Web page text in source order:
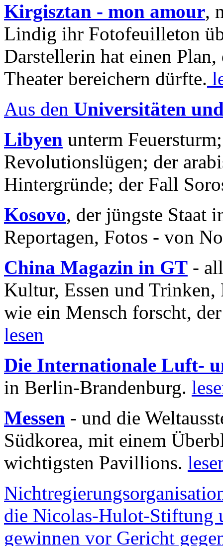
Kirgisztan - mon amour,
Lindig ihr Fotofeuilleton
Darstellerin hat einen Plan,
Theater bereichern dürfte.
Aus den Universitäten
Libyen unterm
Revolutionslügen; der
Hintergründe; der Fall
Kosovo, der jüngste Staat
Reportagen, Fotos - von
China Magazin in GT -
Kultur, Essen und
wie ein Mensch forscht,
lesen
Die Internationale Luft-
in Berlin-Brandenburg.
Messen - und die
Südkorea, mit einem
wichtigsten Pavillions.
die Nicolas-Hulot-Stiftung
gewinnen vor Gericht